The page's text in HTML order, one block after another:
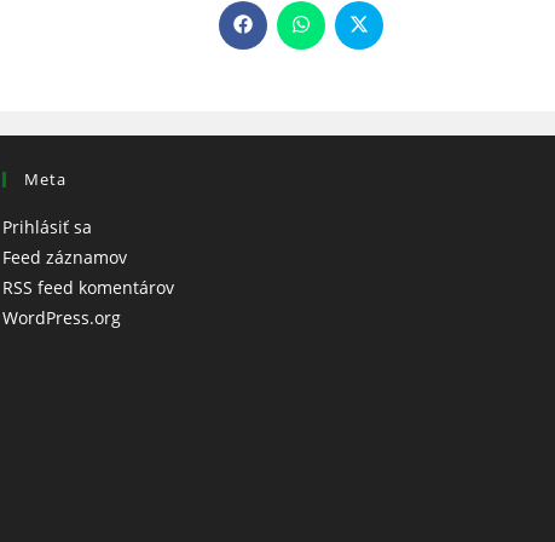
Opens
in
Opens
in
Opens
in
Meta
Prihlásiť sa
Feed záznamov
RSS feed komentárov
WordPress.org